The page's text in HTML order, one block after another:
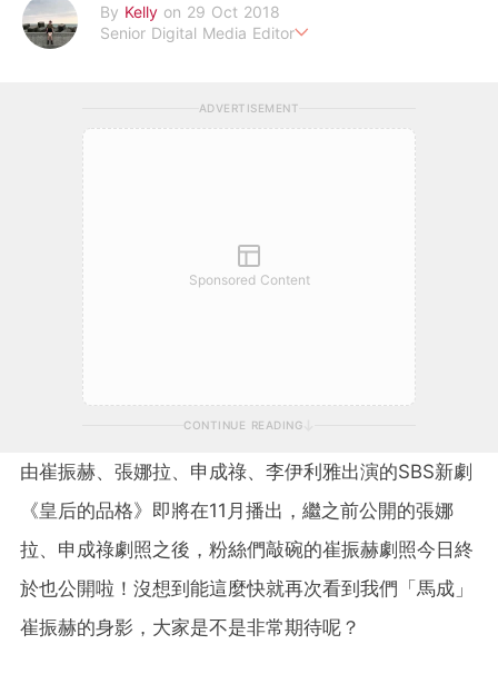
By Kelly on 29 Oct 2018
Senior Digital Media Editor
ADVERTISEMENT
Sponsored Content
CONTINUE READING
由崔振赫、張娜拉、申成祿、李伊利雅出演的SBS新劇
《皇后的品格》即將在11月播出，繼之前公開的張娜
拉、申成祿劇照之後，粉絲們敲碗的崔振赫劇照今日終
於也公開啦！沒想到能這麼快就再次看到我們「馬成」
崔振赫的身影，大家是不是非常期待呢？